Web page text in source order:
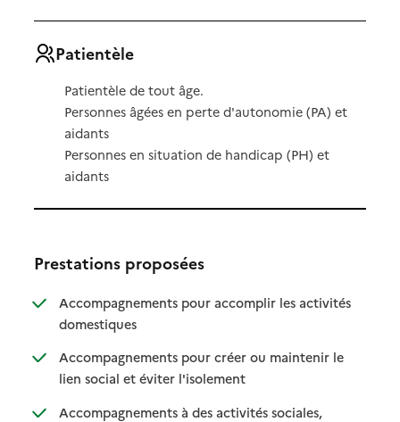
Patientèle
Patientèle de tout âge.
Personnes âgées en perte d'autonomie (PA) et
aidants
Personnes en situation de handicap (PH) et
aidants
Prestations proposées
Accompagnements pour accomplir les activités
domestiques: disponible
: non disponible
Accompagnements pour créer ou maintenir le
lien social et éviter l'isolement: disponible
: non disponible
Accompagnements à des activités sociales,